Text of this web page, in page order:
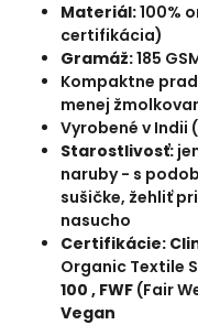
Materiál:100%
certifikácia)
Gramáž:185
Kompaktne
menej
Vyrobené v Indii
Starostlivosť:
naruby - s
sušičke, žehliť
nasucho
Certifikácie:
Organic Textile
100 , FWF (Fair
Vegan